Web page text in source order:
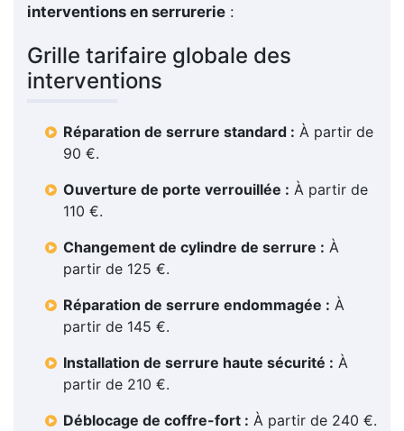
interventions en serrurerie :
Grille tarifaire globale des
interventions
Réparation de serrure standard : À partir de
90 €.
Ouverture de porte verrouillée : À partir de
110 €.
Changement de cylindre de serrure : À
partir de 125 €.
Réparation de serrure endommagée : À
partir de 145 €.
Installation de serrure haute sécurité : À
partir de 210 €.
Déblocage de coffre-fort : À partir de 240 €.